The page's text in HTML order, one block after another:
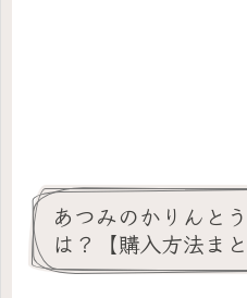
あつみのかりんと
は？【購入方法まと